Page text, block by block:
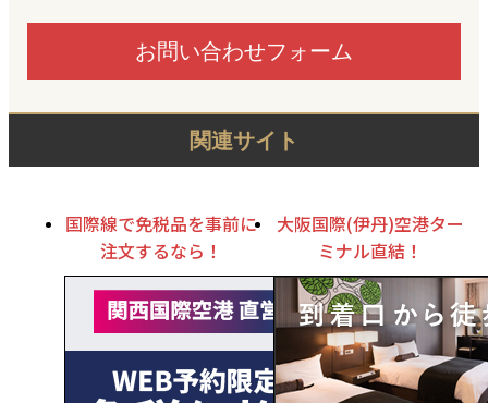
お問い合わせフォーム
関連サイト
国際線で免税品を事前に
注文するなら！
大阪国際(伊丹)空港ター
ミナル直結！